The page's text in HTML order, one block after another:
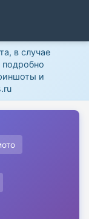
в случае
подробно
и